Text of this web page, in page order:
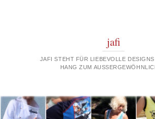
jafi
JAFI STEHT FÜR LIEBEVOLLE
HANG ZUM